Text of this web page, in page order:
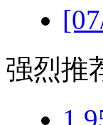
强烈推